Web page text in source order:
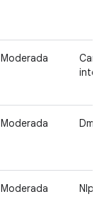
Moderada
Moderada
Moderada